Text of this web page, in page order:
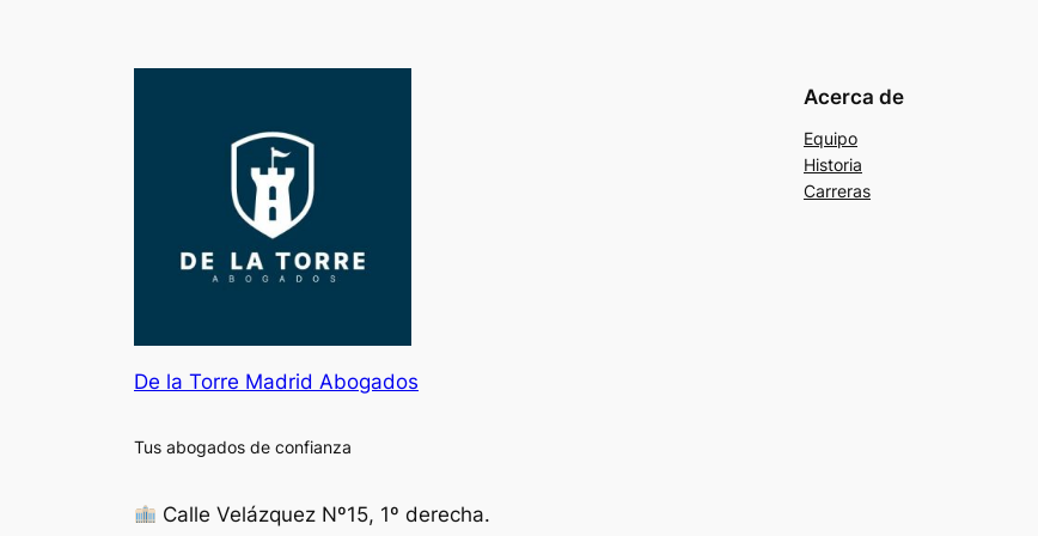
De la Torre Madrid Abogados
Tus abogados de confianza
Calle Velázquez Nº15, 1º derecha.
Acerca de
Equipo
Historia
Carreras